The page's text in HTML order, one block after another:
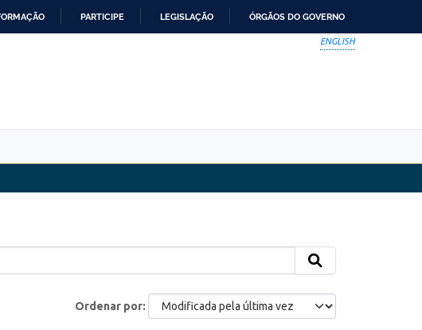
PARTICIPE LEGISLAÇÃO ÓRGÃOS DO GOVERNO
ENGLISH
Ordenar por